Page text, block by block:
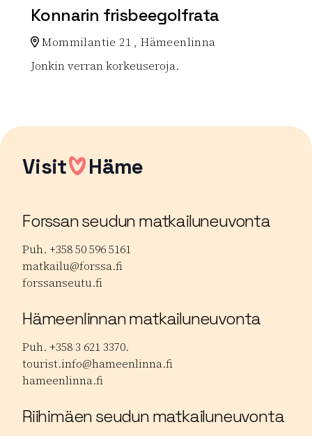
Konnarin frisbeegolfrata
Mommilantie 21 , Hämeenlinna
Jonkin verran korkeuseroja.
Visit Häme
Forssan seudun matkailuneuvonta
Puh. +358 50 596 5161
matkailu@forssa.fi
forssanseutu.fi
Hämeenlinnan matkailuneuvonta
Puh. +358 3 621 3370.
tourist.info@hameenlinna.fi
hameenlinna.fi
Riihimäen seudun matkailuneuvonta